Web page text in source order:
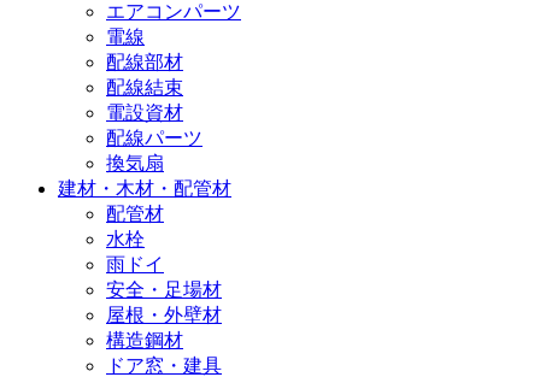
エアコンパーツ
電線
配線部材
配線結束
電設資材
配線パーツ
換気扇
建材・木材・配管材
配管材
水栓
雨ドイ
安全・足場材
屋根・外壁材
構造鋼材
ドア窓・建具